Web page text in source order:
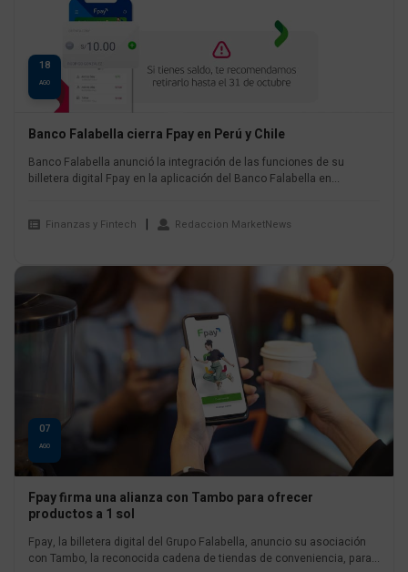
18
AGO
Banco Falabella cierra Fpay en Perú y Chile
Banco Falabella anunció la integración de las funciones de su
billetera digital Fpay en la aplicación del Banco Falabella en...
Finanzas y Fintech Redaccion MarketNews
07
AGO
Fpay firma una alianza con Tambo para ofrecer
productos a 1 sol
Fpay, la billetera digital del Grupo Falabella, anuncio su asociación
con Tambo, la reconocida cadena de tiendas de conveniencia, para...